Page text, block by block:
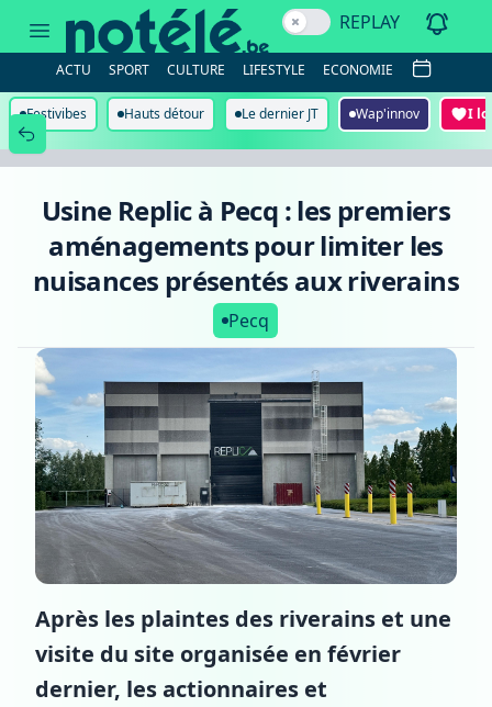
Replic
les
premiers
aménagements
pour
limiter
nuisances
présentés
riverains
REPLAY
ACTU SPORT CULTURE LIFESTYLE ECONOMIE
Festivibes Hauts détour Le dernier JT Wap'innov I
Usine Replic à Pecq : les premiers
aménagements pour limiter les
nuisances présentés aux riverains
Pecq
Après les plaintes des riverains et une
visite du site organisée en février
dernier, les actionnaires et